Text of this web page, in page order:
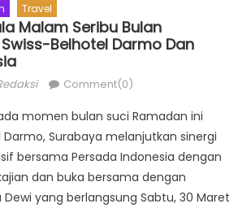
Travel
Malam Seribu Bulan
Belhotel Darmo Dan
Comment(0)
momen bulan suci Ramadan ini
Darmo, Surabaya melanjutkan sinergi
bersama Persada Indonesia dengan
dan buka bersama dengan
Dewi yang berlangsung Sabtu, 30 Maret